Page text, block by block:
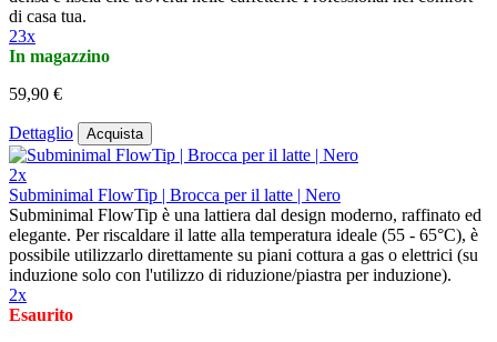
di casa tua.
23x
In magazzino
59,90 €
Dettaglio Acquista
2x
Subminimal FlowTip | Brocca per il latte | Nero
Subminimal FlowTip è una lattiera dal design moderno, raffinato ed
elegante. Per riscaldare il latte alla temperatura ideale (55 - 65°C), è
possibile utilizzarlo direttamente su piani cottura a gas o elettrici (su
induzione solo con l'utilizzo di riduzione/piastra per induzione).
2x
Esaurito